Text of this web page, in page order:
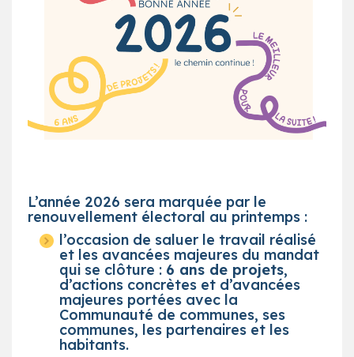
L’année 2026 sera marquée par le
renouvellement électoral au printemps :
l’occasion de saluer le travail réalisé
et les avancées majeures du mandat
qui se clôture : 6 ans de projets,
d’actions concrètes et d’avancées
majeures portées avec la
Communauté de communes, ses
communes, les partenaires et les
habitants.